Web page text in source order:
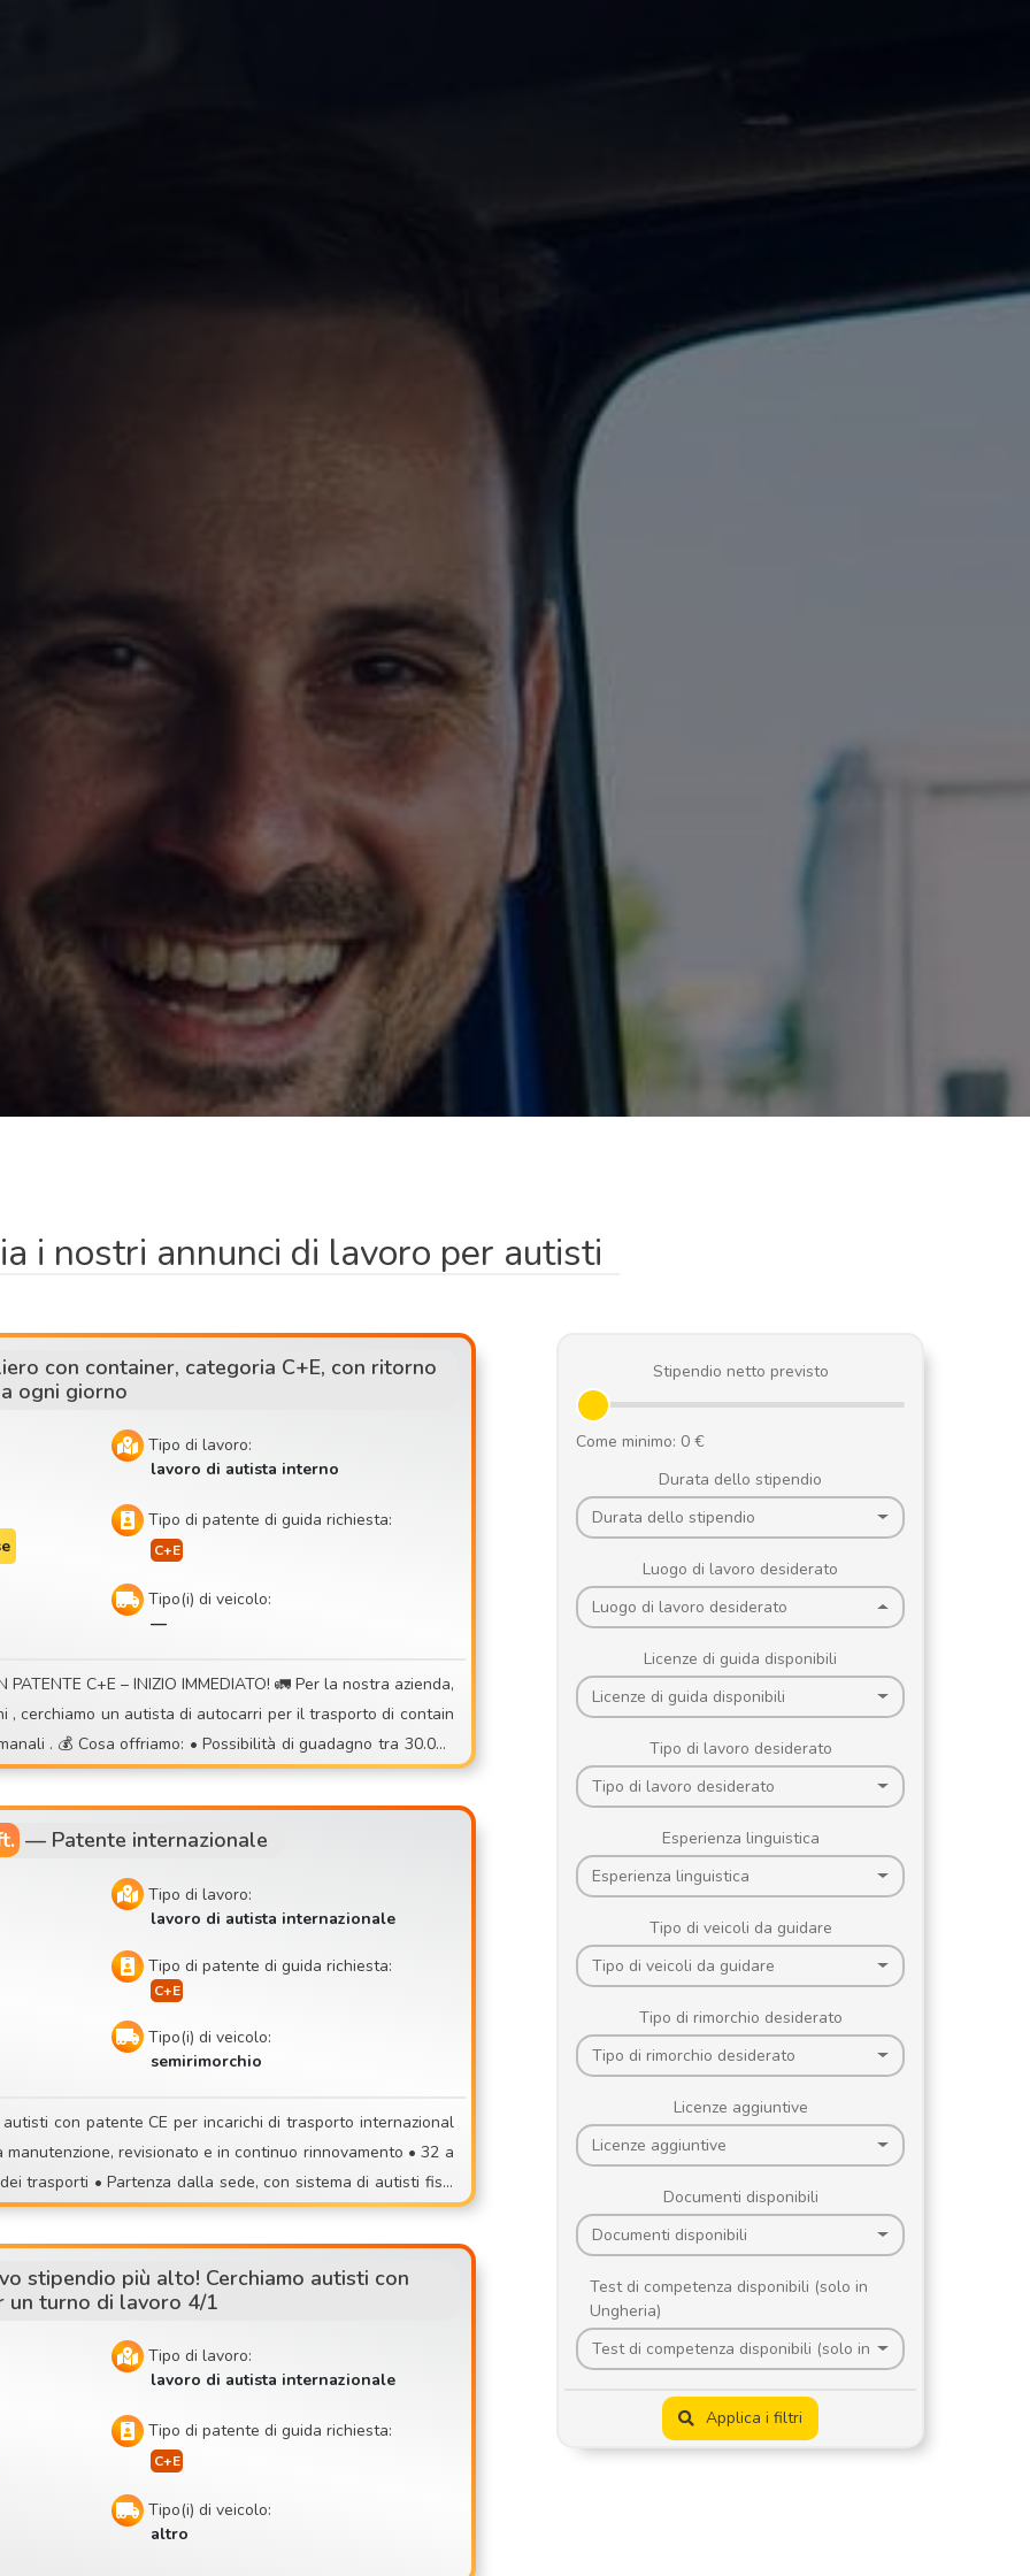
i nostri annunci di lavoro per autisti
con container, categoria C+E, con ritorno
ogni giorno
Tipo di lavoro:
lavoro di autista interno
Tipo di patente di guida richiesta:
Tipo(i) di veicolo:
—
contratto r
ogni giorno 🚛 Tipo d
delle operazioni di carico,
imprevedibile, passa a far parte di un team stabile!
— Patente internazionale
Tipo di lavoro:
lavoro di autista internazionale
Tipo di patente di guida richiesta:
Tipo(i) di veicolo:
semirimorchio
sistema di autisti fissi
NL, SK, CZ
stipendio più alto! Cerchiamo autisti con
un turno di lavoro 4/1
Tipo di lavoro:
lavoro di autista internazionale
Tipo di patente di guida richiesta:
Tipo(i) di veicolo:
altro
Stipendio netto previsto
Durata dello stipendio
Durata dello stipendio
Luogo di lavoro desiderato
Luogo di lavoro desiderato
Licenze di guida disponibili
Licenze di guida disponibili
Tipo di lavoro desiderato
Tipo di lavoro desiderato
Esperienza linguistica
Esperienza linguistica
Tipo di veicoli da guidare
Tipo di veicoli da guidare
Tipo di rimorchio desiderato
Tipo di rimorchio desiderato
Licenze aggiuntive
Licenze aggiuntive
Documenti disponibili
Documenti disponibili
Test di competenza disponibili (solo in
Ungheria)
Test di competenza disponibili (solo in Ungheria)
Applica i filtri